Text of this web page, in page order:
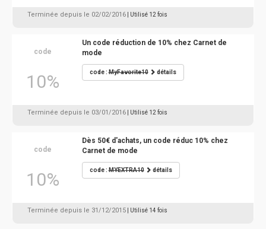
Terminée depuis le 02/02/2016 | Utilisé 12 fois
code
10%
Un code réduction de 10% chez Carnet de
mode
code :MyFavorite10 détails
Terminée depuis le 03/01/2016 | Utilisé 12 fois
code
10%
Dès 50€ d'achats, un code réduc 10% chez
Carnet de mode
code :MYEXTRA10 détails
Terminée depuis le 31/12/2015 | Utilisé 14 fois